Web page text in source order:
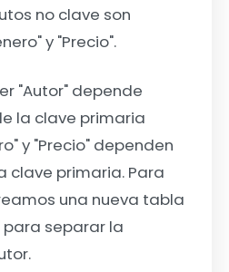
no clave son
y "Precio".
"Autor" depende
la clave primaria
y "Precio" dependen
clave primaria. Para
una nueva tabla
separar la